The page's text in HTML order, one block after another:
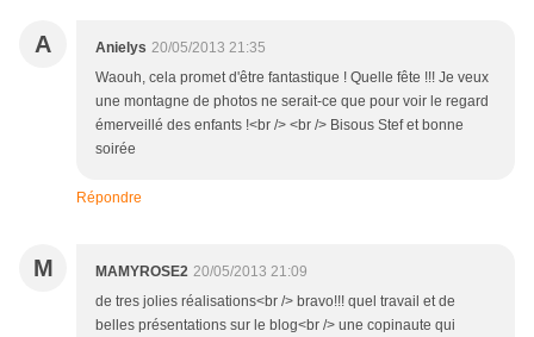
A Anielys 20/05/2013 21:35
Waouh, cela promet d'être fantastique ! Quelle fête !!! Je veux
une montagne de photos ne serait-ce que pour voir le regard
émerveillé des enfants !<br /> <br /> Bisous Stef et bonne
soirée
Répondre
M MAMYROSE2 20/05/2013 21:09
de tres jolies réalisations<br /> bravo!!! quel travail et de
belles présentations sur le blog<br /> une copinaute qui